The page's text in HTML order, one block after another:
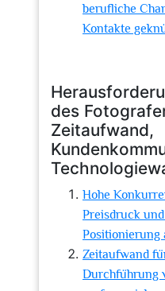
berufliche
Kontakte
des
Zeitaufwand,
Hohe
Preisdruck
Positionierung
Zeitaufwand
Durchführung